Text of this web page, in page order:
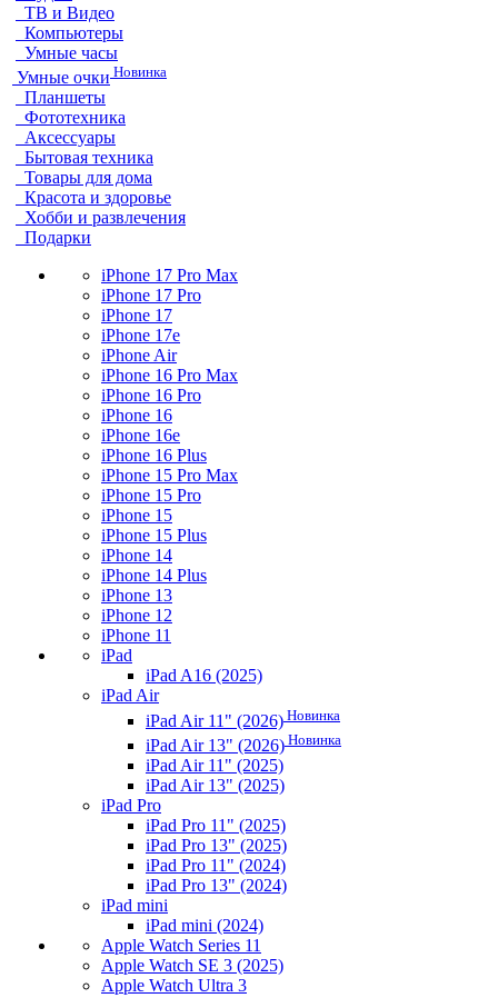
ТВ и Видео
Компьютеры
Умные часы
Умные очки Новинка
Планшеты
Фототехника
Аксессуары
Бытовая техника
Товары для дома
Красота и здоровье
Хобби и развлечения
Подарки
iPhone 17 Pro Max
iPhone 17 Pro
iPhone 17
iPhone 17e
iPhone Air
iPhone 16 Pro Max
iPhone 16 Pro
iPhone 16
iPhone 16e
iPhone 16 Plus
iPhone 15 Pro Max
iPhone 15 Pro
iPhone 15
iPhone 15 Plus
iPhone 14
iPhone 14 Plus
iPhone 13
iPhone 12
iPhone 11
iPad
iPad A16 (2025)
iPad Air
iPad Air 11" (2026) Новинка
iPad Air 13" (2026) Новинка
iPad Air 11" (2025)
iPad Air 13" (2025)
iPad Pro
iPad Pro 11" (2025)
iPad Pro 13" (2025)
iPad Pro 11" (2024)
iPad Pro 13" (2024)
iPad mini
iPad mini (2024)
Apple Watch Series 11
Apple Watch SE 3 (2025)
Apple Watch Ultra 3